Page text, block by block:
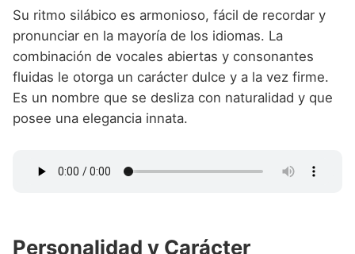
Su ritmo silábico es armonioso, fácil de recordar y
pronunciar en la mayoría de los idiomas. La
combinación de vocales abiertas y consonantes
fluidas le otorga un carácter dulce y a la vez firme.
Es un nombre que se desliza con naturalidad y que
posee una elegancia innata.
Personalidad y Carácter